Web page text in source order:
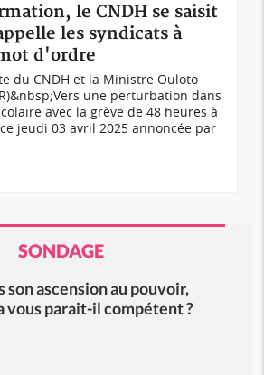
le CNDH se saisit
les syndicats à
d'ordre
du CNDH et la Ministre Ouloto
une perturbation dans
avec la grève de 48 heures à
jeudi 03 avril 2025 annoncée par
SONDAGE
son ascension au pouvoir,
vous parait-il compétent ?